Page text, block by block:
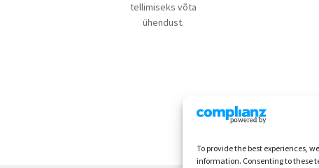
To provide the best experiences,
information. Consenting to these
tellimiseks võta
ühendust.